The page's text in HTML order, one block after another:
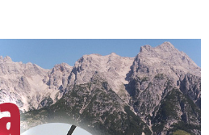
při túře s rodiči